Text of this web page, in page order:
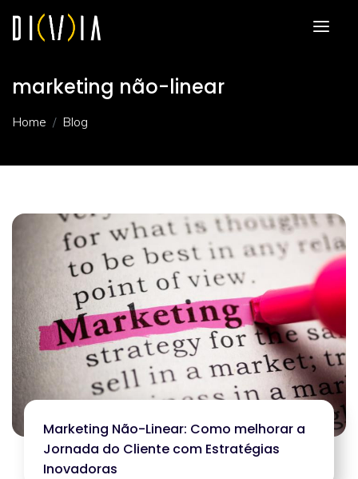
marketing não-linear
Home Blog
Marketing Não-Linear: Como melhorar a
Jornada do Cliente com Estratégias
Inovadoras